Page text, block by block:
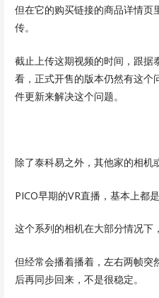
但在它的购买链接的商品详情页
传。
截止上传这期视频的时间，跟
看，正式开售的版本仍然有这个
件更新来解决这个问题。
除了泰科易之外，其他家的相机
PICO早期的VR直播，基本上都
这个系列的相机在大部分情况下
但经常会播着播着，左右两帧突
后再同步回来，不是很稳定。